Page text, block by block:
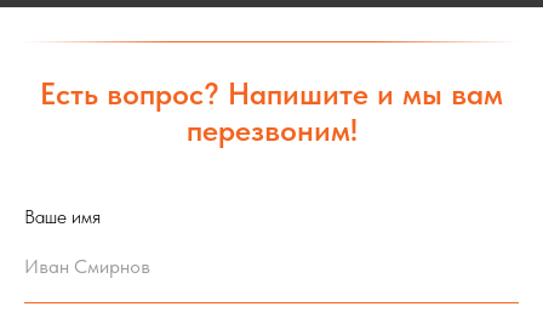
Есть вопрос? Напишите и мы вам
перезвоним!
Ваше имя